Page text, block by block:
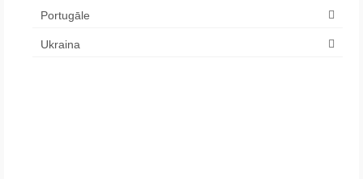
Portugāle
Ukraina